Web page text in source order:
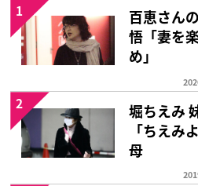
百恵さん
悟「妻を
め」
1
堀ちえみ
「ちえみ
母
2